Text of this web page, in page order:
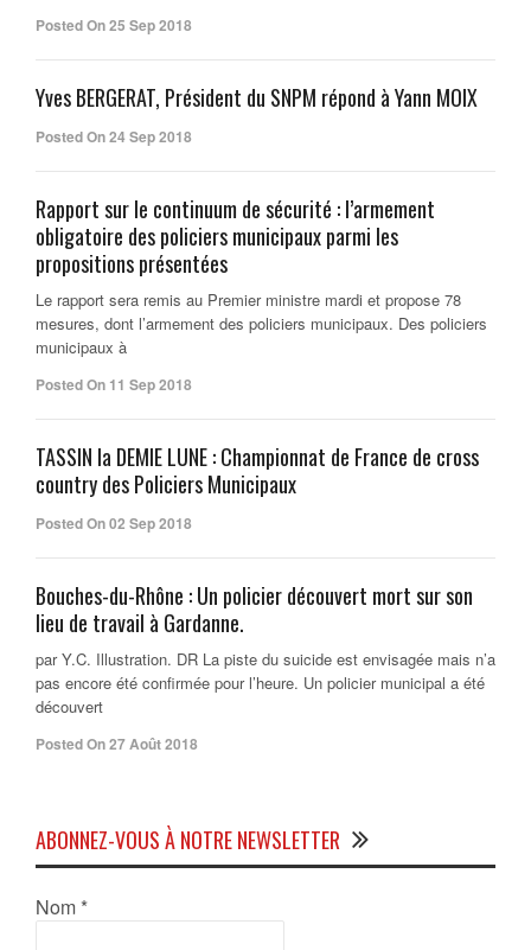
Posted On 25 Sep 2018
Yves BERGERAT, Président du SNPM répond à Yann MOIX
Posted On 24 Sep 2018
Rapport sur le continuum de sécurité : l’armement
obligatoire des policiers municipaux parmi les
propositions présentées
Le rapport sera remis au Premier ministre mardi et propose 78
mesures, dont l’armement des policiers municipaux. Des policiers
municipaux à
Posted On 11 Sep 2018
TASSIN la DEMIE LUNE : Championnat de France de cross
country des Policiers Municipaux
Posted On 02 Sep 2018
Bouches-du-Rhône : Un policier découvert mort sur son
lieu de travail à Gardanne.
par Y.C. Illustration. DR La piste du suicide est envisagée mais n’a
pas encore été confirmée pour l’heure. Un policier municipal a été
découvert
Posted On 27 Août 2018
ABONNEZ-VOUS À NOTRE NEWSLETTER
Nom *